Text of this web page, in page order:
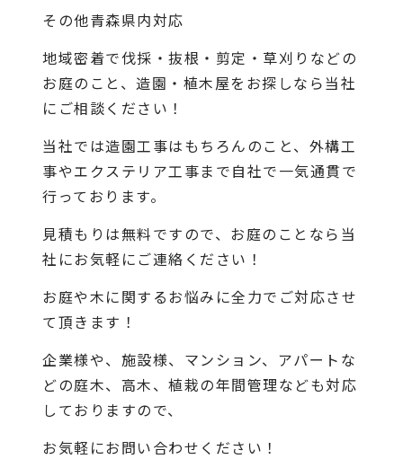
その他青森県内対応
地域密着で伐採・抜根・剪定・草刈りなどの
お庭のこと、造園・植木屋をお探しなら当社
にご相談ください！
当社では造園工事はもちろんのこと、外構工
事やエクステリア工事まで自社で一気通貫で
行っております。
見積もりは無料ですので、お庭のことなら当
社にお気軽にご連絡ください！
お庭や木に関するお悩みに全力でご対応させ
て頂きます！
企業様や、施設様、マンション、アパートな
どの庭木、高木、植栽の年間管理なども対応
しておりますので、
お気軽にお問い合わせください！